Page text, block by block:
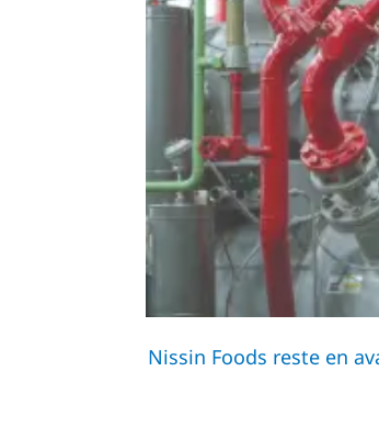
Nissin Foods reste en